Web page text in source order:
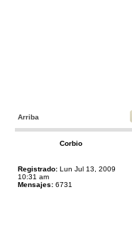
Arriba
Corbio
Registrado: Lun Jul 13, 2009
10:31 am
Mensajes: 6731